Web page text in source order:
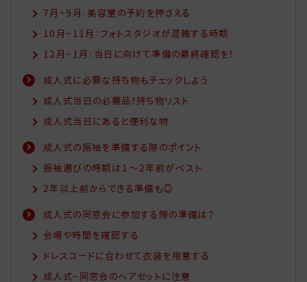
7月~9月：美容室の予約を押さえる
10月~11月：フォトスタジオが混雑する時期
12月~1月：当日に向けて準備の最終確認を！
成人式に必要な持ち物もチェックしよう
成人式当日の必需品！持ち物リスト
成人式当日にあると便利な物
成人式の振袖を準備する際のポイント
振袖選びの時期は１～2年前がベスト
2年以上前からできる準備も◎
成人式の同窓会に参加する際の準備は？
会場や時間を確認する
ドレスコードに合わせて衣装を用意する
成人式~同窓会のヘアセットに注意